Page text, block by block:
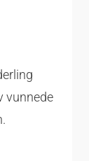
vunnede